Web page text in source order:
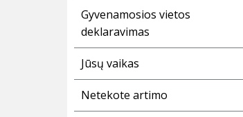
Gyvenamosios vietos
deklaravimas
Jūsų vaikas
Netekote artimo